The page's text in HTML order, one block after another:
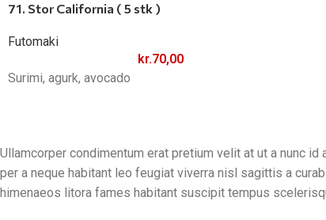
71. Stor California ( 5 stk )
Futomaki
kr.70,00
Surimi, agurk, avocado
Ullamcorper condimentum erat pretium velit at ut a nunc
per a neque habitant leo feugiat viverra nisl sagittis a
himenaeos litora fames habitant suscipit tempus